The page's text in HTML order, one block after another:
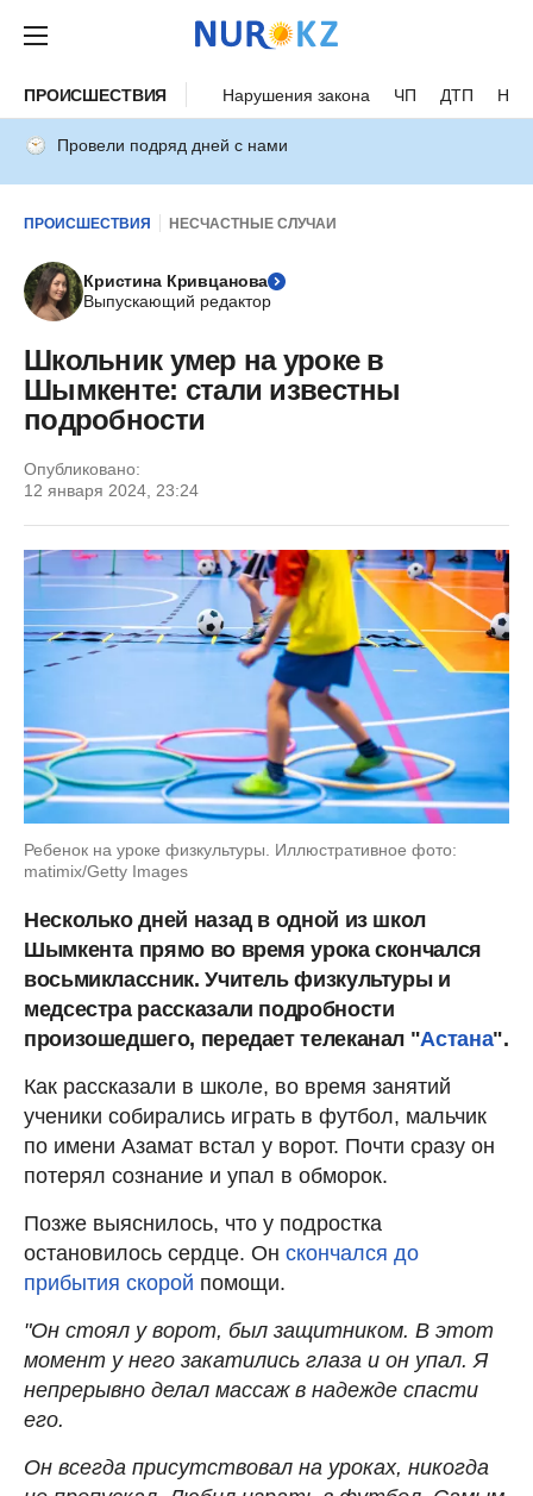
ПРОИСШЕСТВИЯ Нарушения закона ЧП ДТП
Провели подряд дней с нами
ПРОИСШЕСТВИЯ НЕСЧАСТНЫЕ СЛУЧАИ
Кристина Кривцанова
Выпускающий редактор
Школьник умер на уроке в
Шымкенте: стали известны
подробности
Опубликовано:
12 января 2024, 23:24
Ребенок на уроке физкультуры. Иллюстративное фото:
matimix/Getty Images
Несколько дней назад в одной из школ
Шымкента прямо во время урока скончался
восьмиклассник. Учитель физкультуры и
медсестра рассказали подробности
произошедшего, передает телеканал "Астана".
Как рассказали в школе, во время занятий
ученики собирались играть в футбол, мальчик
по имени Азамат встал у ворот. Почти сразу он
потерял сознание и упал в обморок.
Позже выяснилось, что у подростка
остановилось сердце. Он скончался до
прибытия скорой помощи.
"Он стоял у ворот, был защитником. В этот
момент у него закатились глаза и он упал. Я
непрерывно делал массаж в надежде спасти
его.
Он всегда присутствовал на уроках, никогда